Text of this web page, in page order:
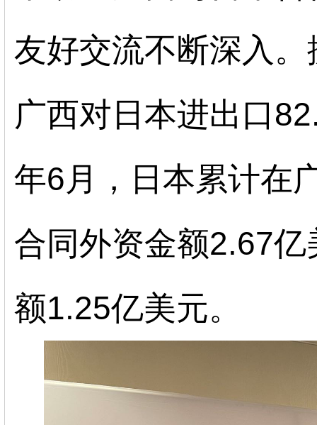
友好交流不断深入
广西对日本进出口
年6月，日本累计在
合同外资金额2.67
额1.25亿美元。